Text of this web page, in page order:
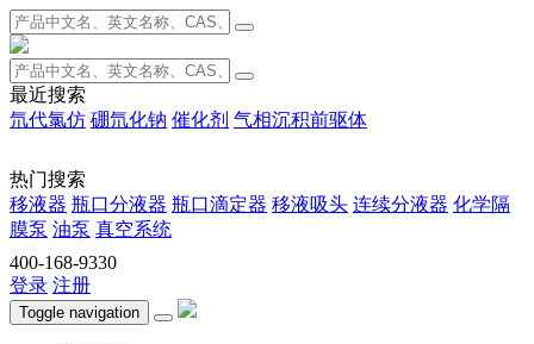
最近搜索
氘代氯仿 硼氘化钠 催化剂 气相沉积前驱体
热门搜索
移液器 瓶口分液器 瓶口滴定器 移液吸头 连续分液器 化学隔
膜泵 油泵 真空系统
400-168-9330
登录 注册
Toggle navigation